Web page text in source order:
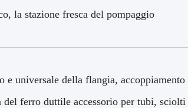
la stazione fresca del pompaggio
e universale della flangia, accoppiamento
ferro duttile accessorio per tubi, sciolti